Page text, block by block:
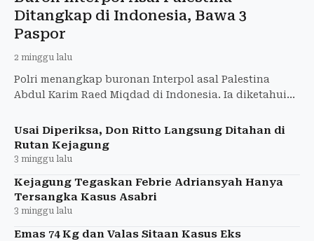
Ditangkap di Indonesia, Bawa 3
Paspor
2 minggu lalu
Polri menangkap buronan Interpol asal Palestina
Abdul Karim Raed Miqdad di Indonesia. Ia diketahui
palsu.
Usai Diperiksa, Don Ritto Langsung Ditahan di
Rutan Kejagung
3 minggu lalu
Kejagung Tegaskan Febrie Adriansyah Hanya
Tersangka Kasus Asabri
3 minggu lalu
Emas 74 Kg dan Valas Sitaan Kasus Eks